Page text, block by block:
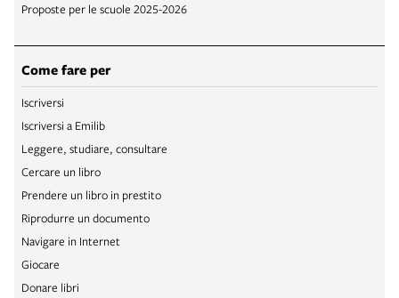
Proposte per le scuole 2025-2026
Come fare per
Iscriversi
Iscriversi a Emilib
Leggere, studiare, consultare
Cercare un libro
Prendere un libro in prestito
Riprodurre un documento
Navigare in Internet
Giocare
Donare libri